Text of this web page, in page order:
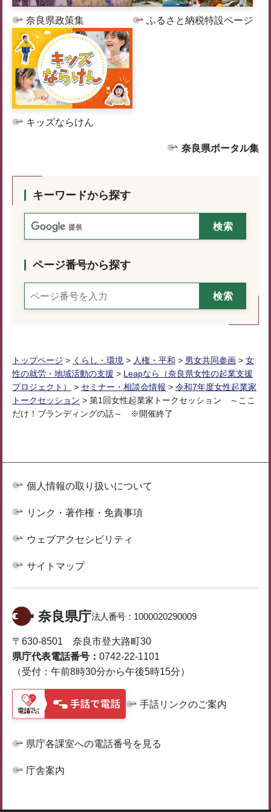
奈良県政策集 ふるさと納税特設ページ
キッズならけん
奈良県ポータル集
キーワードから探す
ページ番号から探す
トップページ > くらし・環境 > 人権・平和 > 男女共同参画 > 女
性の就労・地域活動の支援 > Leapなら（奈良県女性の起業支援
プロジェクト）
> セミナー・相談会情報 > 令和7年度女性起業家
トークセッション > 第1回女性起業家トークセッション ～ここ
だけ！ブランディングの話～ ※開催終了
個人情報の取り扱いについて
リンク・著作権・免責事項
ウェブアクセシビリティ
サイトマップ
奈良県庁法人番号： 1000020290009
〒630-8501 奈良市登大路町30
県庁代表電話番号： 0742-22-1101
（受付：午前8時30分から午後5時15分）
手話リンクのご案内
県庁各課室への電話番号を見る
庁舎案内